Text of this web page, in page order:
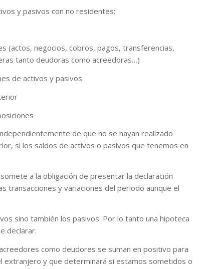
y pasivos con no residentes:
(actos, negocios, cobros, pagos, transferencias,
tanto deudoras como acreedoras…)
de activos y pasivos
de que no se hayan realizado
si los saldos de activos o pasivos que tenemos en
a la obligación de presentar la declaración
transacciones y variaciones del periodo aunque el
sino también los pasivos. Por lo tanto una hipoteca
declarar.
como deudores se suman en positivo para
y que determinará si estamos sometidos o